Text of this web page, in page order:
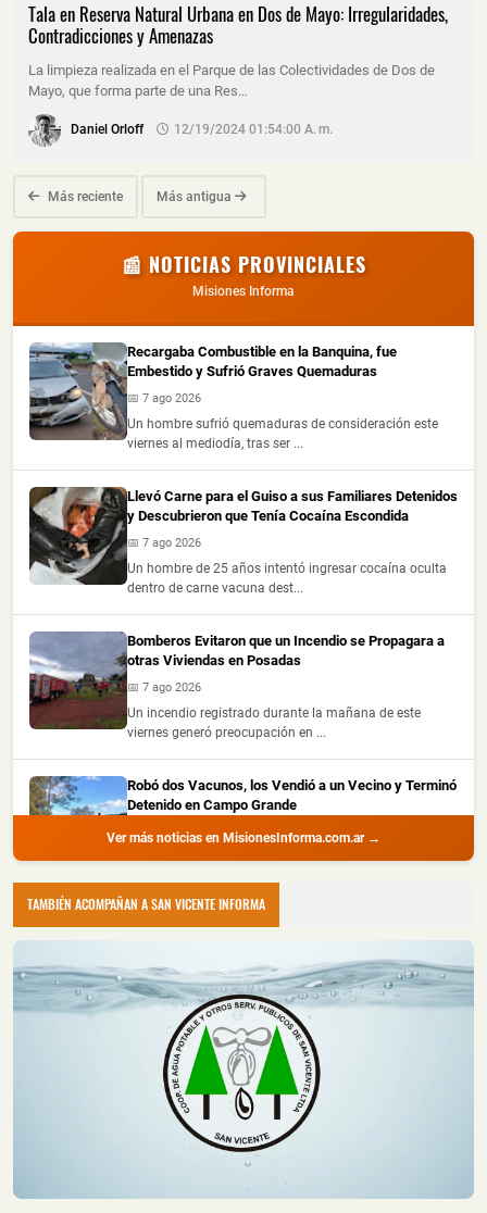
Tala en Reserva Natural Urbana en Dos de Mayo: Irregularidades,
Contradicciones y Amenazas
La limpieza realizada en el Parque de las Colectividades de Dos de
Mayo, que forma parte de una Res…
Daniel Orloff 12/19/2024 01:54:00 A. M.
Más reciente Más antigua
📰 NOTICIAS PROVINCIALES
Misiones Informa
Recargaba Combustible en la Banquina, fue
Embestido y Sufrió Graves Quemaduras
📅 7 ago 2026
Un hombre sufrió quemaduras de consideración este
viernes al mediodía, tras ser ...
Llevó Carne para el Guiso a sus Familiares Detenidos
y Descubrieron que Tenía Cocaína Escondida
📅 7 ago 2026
Un hombre de 25 años intentó ingresar cocaína oculta
dentro de carne vacuna dest...
Bomberos Evitaron que un Incendio se Propagara a
otras Viviendas en Posadas
📅 7 ago 2026
Un incendio registrado durante la mañana de este
viernes generó preocupación en ...
Robó dos Vacunos, los Vendió a un Vecino y Terminó
Detenido en Campo Grande
📅 6 ago 2026
Un hombre de 34 años fue detenido este jueves en
Dos Personas Resultaron Heridas tras Despistar en
Ana
📅 6 ago 2026
Dos personas resultaron heridas este jueves por la tarde
luego de que la motocic...
Se le Salió una Rueda en Plena Ruta Nacional 12 y
Terminó Despistando en Posadas
📅 6 ago 2026
Un automóvil protagonizó un despiste este jueves al
mediodía sobre la Ruta Nacio...
Ver más noticias en MisionesInforma.com.ar →
TAMBIÉN ACOMPAÑAN A SAN VICENTE INFORMA